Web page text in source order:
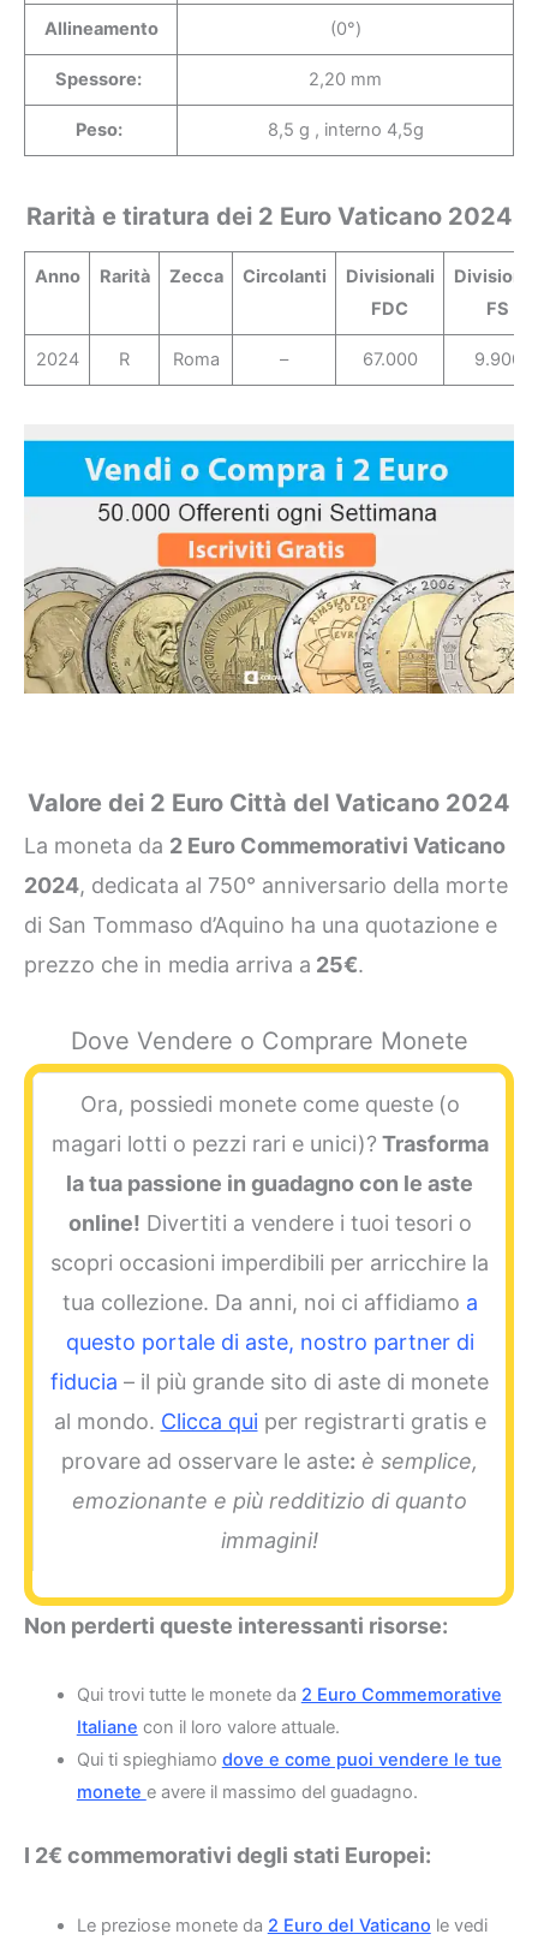
Allineamento (0°)
Spessore: 2,20 mm
Peso: 8,5 g , interno 4,5g
Rarità e tiratura dei 2 Euro Vaticano 2024
Anno Rarità Zecca Circolanti
Divisionali
FDC
FS
2024 R Roma – 67.000 9.900
Valore dei 2 Euro Città del Vaticano 2024
La moneta da 2 Euro Commemorativi Vaticano
2024, dedicata al 750° anniversario della morte
di San Tommaso d’Aquino ha una quotazione e
prezzo che in media arriva a 25€.
Dove Vendere o Comprare Monete
Ora, possiedi monete come queste (o
magari lotti o pezzi rari e unici)? Trasforma
la tua passione in guadagno con le aste
online! Divertiti a vendere i tuoi tesori o
scopri occasioni imperdibili per arricchire la
tua collezione. Da anni, noi ci affidiamo a
questo portale di aste, nostro partner di
fiducia – il più grande sito di aste di monete
al mondo. Clicca qui per registrarti gratis e
provare ad osservare le aste: è semplice,
emozionante e più redditizio di quanto
immagini!
Non perderti queste interessanti risorse:
Qui trovi tutte le monete da 2 Euro Commemorative
Italiane con il loro valore attuale.
Qui ti spieghiamo dove e come puoi vendere le tue
monete e avere il massimo del guadagno.
I 2€ commemorativi degli stati Europei:
Le preziose monete da 2 Euro del Vaticano le vedi